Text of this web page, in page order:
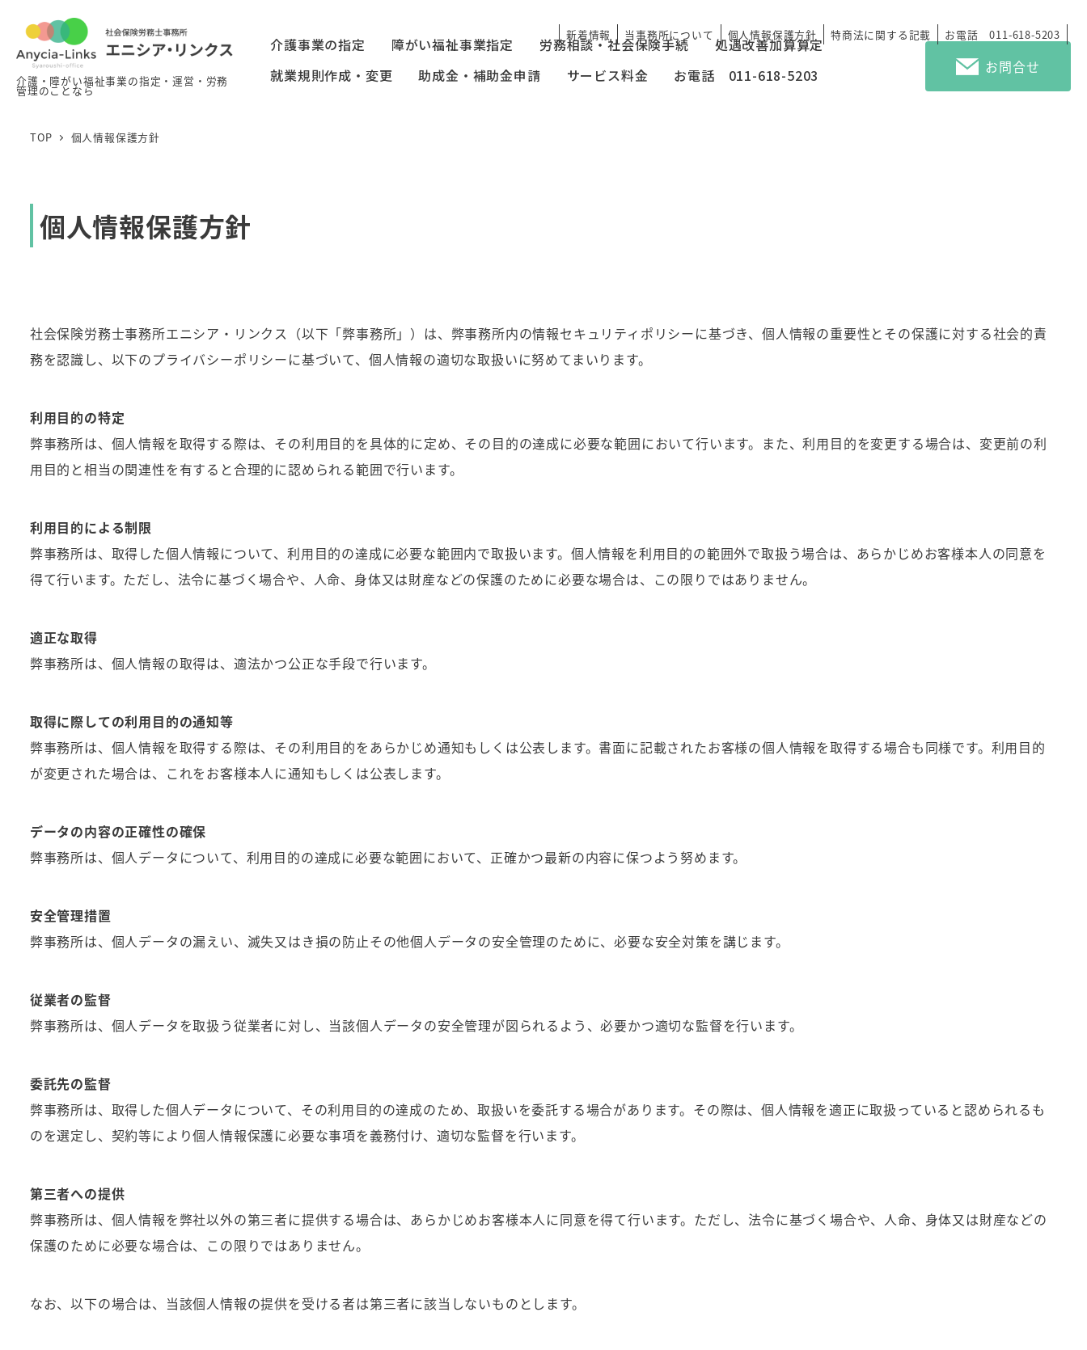
コ
新着情報 当事務所について 個人情報保護方針 特商法に関する記載 お電話 011-618-5203
介護・障がい福祉事業の指定・運営・労務
管理のことなら
介護事業の指定 障がい福祉事業指定 労務相談・社会保険手続
処遇改善加算算定
就業規則作成・変更
助成金・補助金申請 サービス料金 お電話 011-618-5203 お問合せ
TOP 個人情報保護方針
個人情報保護方針
社会保険労務士事務所エニシア・リンクス（以下「弊事務所」）は、弊事務所内の情報セキュリティポリシーに基づき、個人情報の重要性とその保護に対する社会的責
務を認識し、以下のプライバシーポリシーに基づいて、個人情報の適切な取扱いに努めてまいります。
利用目的の特定
弊事務所は、個人情報を取得する際は、その利用目的を具体的に定め、その目的の達成に必要な範囲において行います。また、利用目的を変更する場合は、変更前の利
用目的と相当の関連性を有すると合理的に認められる範囲で行います。
利用目的による制限
弊事務所は、取得した個人情報について、利用目的の達成に必要な範囲内で取扱います。個人情報を利用目的の範囲外で取扱う場合は、あらかじめお客様本人の同意を
得て行います。ただし、法令に基づく場合や、人命、身体又は財産などの保護のために必要な場合は、この限りではありません。
適正な取得
弊事務所は、個人情報の取得は、適法かつ公正な手段で行います。
取得に際しての利用目的の通知等
弊事務所は、個人情報を取得する際は、その利用目的をあらかじめ通知もしくは公表します。書面に記載されたお客様の個人情報を取得する場合も同様です。利用目的
が変更された場合は、これをお客様本人に通知もしくは公表します。
データの内容の正確性の確保
弊事務所は、個人データについて、利用目的の達成に必要な範囲において、正確かつ最新の内容に保つよう努めます。
安全管理措置
弊事務所は、個人データの漏えい、滅失又はき損の防止その他個人データの安全管理のために、必要な安全対策を講じます。
従業者の監督
弊事務所は、個人データを取扱う従業者に対し、当該個人データの安全管理が図られるよう、必要かつ適切な監督を行います。
委託先の監督
弊事務所は、取得した個人データについて、その利用目的の達成のため、取扱いを委託する場合があります。その際は、個人情報を適正に取扱っていると認められるも
のを選定し、契約等により個人情報保護に必要な事項を義務付け、適切な監督を行います。
第三者への提供
弊事務所は、個人情報を弊社以外の第三者に提供する場合は、あらかじめお客様本人に同意を得て行います。ただし、法令に基づく場合や、人命、身体又は財産などの
保護のために必要な場合は、この限りではありません。
なお、以下の場合は、当該個人情報の提供を受ける者は第三者に該当しないものとします。